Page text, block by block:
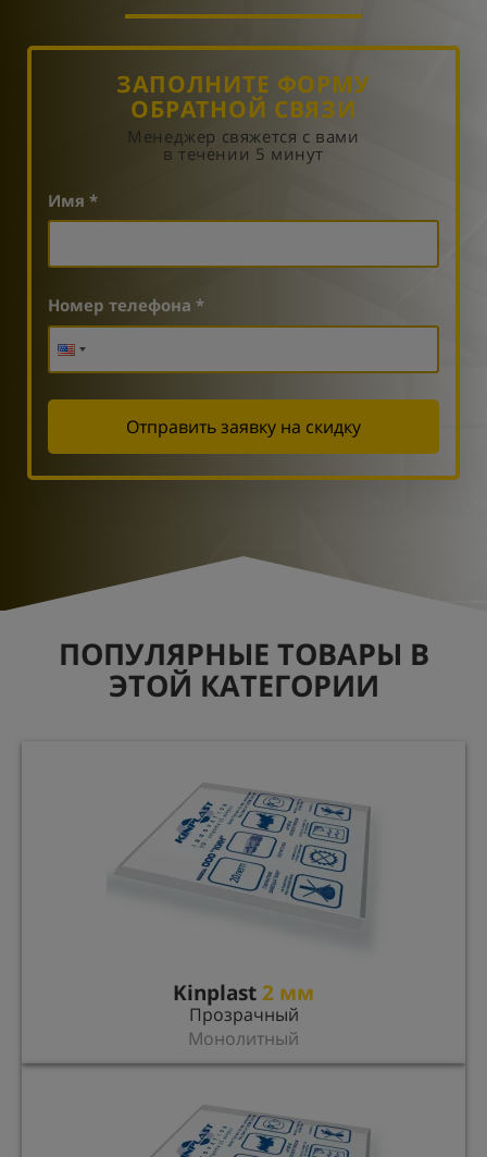
ЗАПОЛНИТЕ ФОРМУ
ОБРАТНОЙ СВЯЗИ
Менеджер свяжется с вами
в течении 5 минут
Имя *
Номер телефона *
Отправить заявку на скидку
ПОПУЛЯРНЫЕ ТОВАРЫ В
ЭТОЙ КАТЕГОРИИ
Kinplast2 мм
Прозрачный
Монолитный